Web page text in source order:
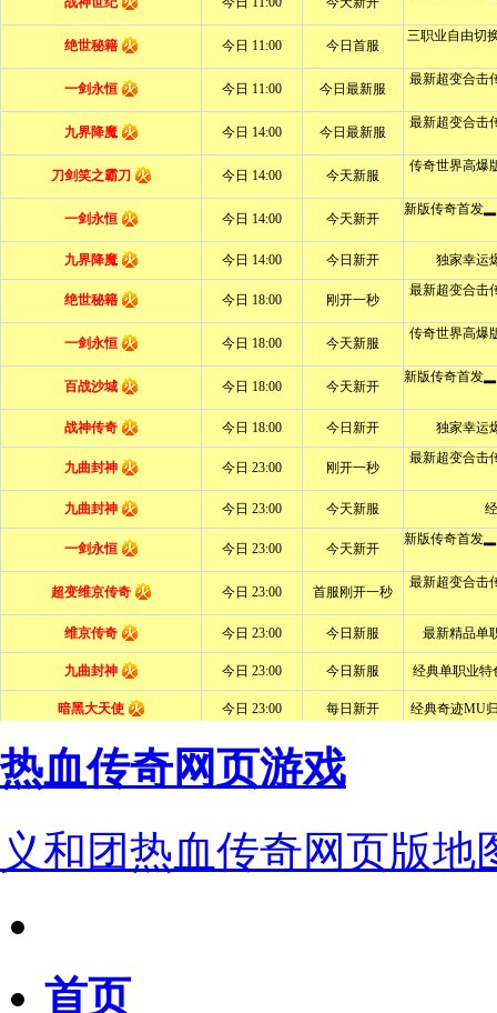
热血传奇网页游戏
义和团热血传奇网页版地
首页